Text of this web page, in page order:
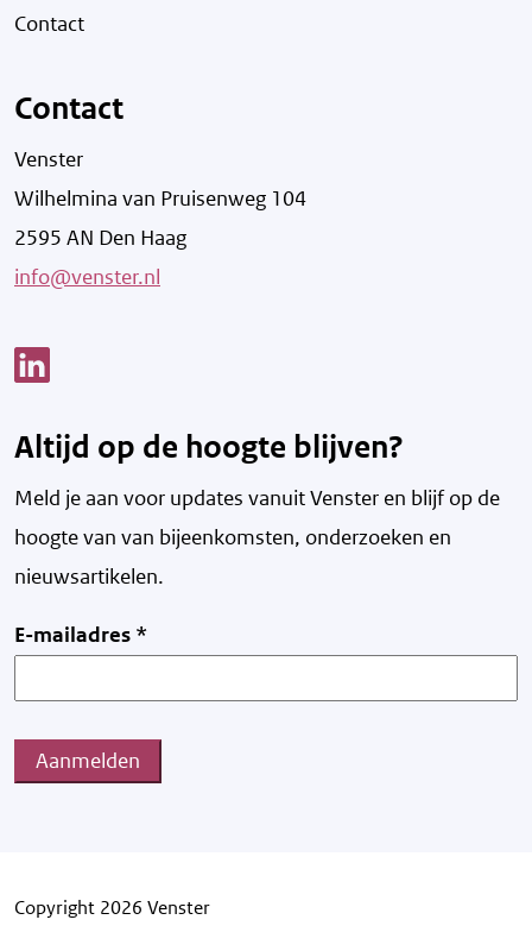
Contact
Contact
Venster
Wilhelmina van Pruisenweg 104
2595 AN Den Haag
info@venster.nl
Altijd op de hoogte blijven?
Meld je aan voor updates vanuit Venster en blijf op de
hoogte van van bijeenkomsten, onderzoeken en
nieuwsartikelen.
E-mailadres *
Aanmelden
Copyright 2026 Venster